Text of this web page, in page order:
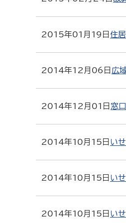
2015年01月19日 住
2014年12月06日 広
2014年12月01日 窓
2014年10月15日 い
2014年10月15日 い
2014年10月15日 い